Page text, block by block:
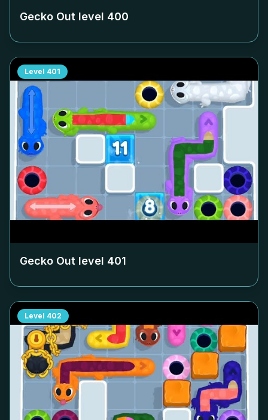
Gecko Out level 400
Level 401
Gecko Out level 401
Level 402